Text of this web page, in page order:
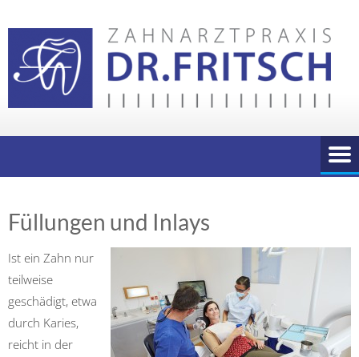
to
content
Füllungen und Inlays
Ist ein Zahn nur
teilweise
geschädigt, etwa
durch Karies,
reicht in der